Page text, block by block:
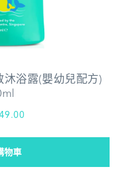
浴露(嬰幼兒配方)